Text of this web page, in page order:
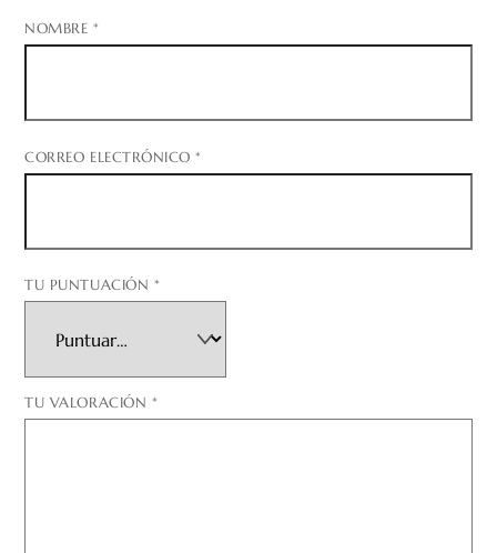
NOMBRE *
CORREO ELECTRÓNICO*
TU PUNTUACIÓN *
TU VALORACIÓN *